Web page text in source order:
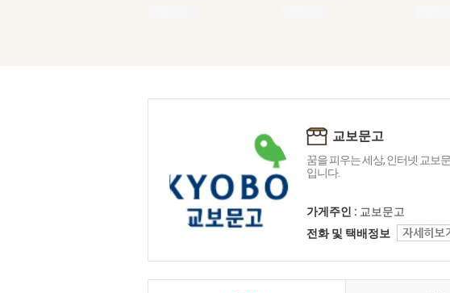
교보문고
꿈을 피우는 세상, 인터넷 교보
입니다.
가게주인 : 교보문고
전화 및 택배정보